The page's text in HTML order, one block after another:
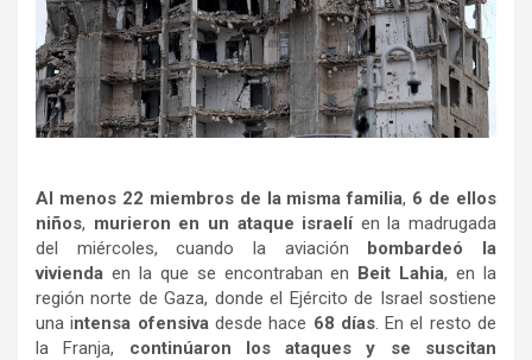
Al menos 22 miembros de la misma familia, 6 de ellos
niños, murieron en un ataque israelíen la madrugada
del miércoles, cuando la aviación bombardeó la
vivienda en la que se encontraban en Beit Lahia, en la
región norte de Gaza, donde el Ejército de Israel sostiene
una intensa ofensivadesde hace 68 días. En el resto de
la Franja, continúaron los ataques y se suscitan